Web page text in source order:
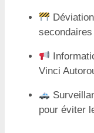
secondaires
Vinci
pour éviter